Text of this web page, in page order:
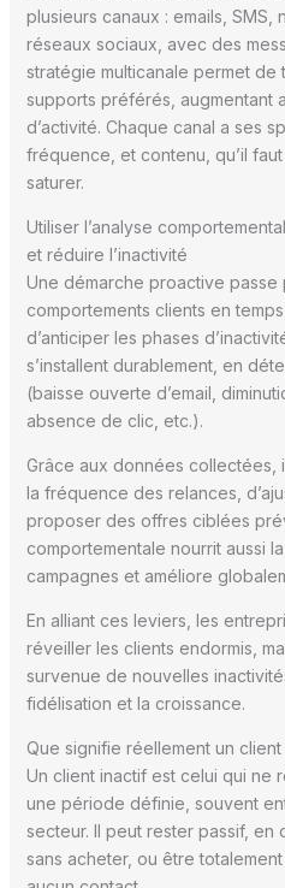
plusieurs canaux : emails, SMS,
réseaux sociaux, avec des
stratégie multicanale permet de
supports préférés, augmentant
d’activité. Chaque canal a ses
fréquence, et contenu, qu’il
saturer.
Utiliser l’analyse
et réduire l’inactivité
Une démarche proactive passe
comportements clients en
d’anticiper les phases
s’installent durablement, en
(baisse ouverte d’email,
absence de clic, etc.).
Grâce aux données collectées,
la fréquence des relances,
proposer des offres ciblées
comportementale nourrit aussi
campagnes et améliore
En alliant ces leviers, les
réveiller les clients endormis,
survenue de nouvelles
fidélisation et la croissance.
Que signifie réellement un client
Un client inactif est celui qui ne
une période définie, souvent
secteur. Il peut rester passif, en
sans acheter, ou être